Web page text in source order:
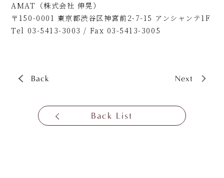
AMAT（株式会社 伸晃）
〒150-0001 東京都渋谷区神宮前2-7-15 アンシャンテ1F
Tel 03-5413-3003 / Fax 03-5413-3005
Back Next
Back List